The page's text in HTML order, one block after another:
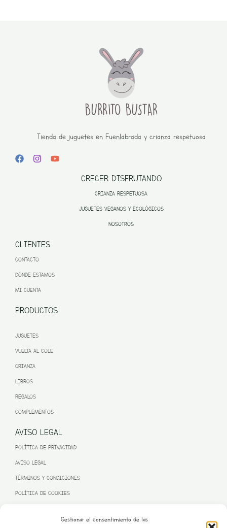
Gestionar el consentimiento de las
Tienda de juguetes en Fuenlabrada y crianza respetuosa
CRECER DISFRUTANDO
CRIANZA RESPETUOSA
JUGUETES VEGANOS Y ECOLÓGICOS
NOSOTROS
CLIENTES
CONTACTO
DÓNDE ESTAMOS
MI CUENTA
PRODUCTOS
JUGUETES
VUELTA AL COLE
CRIANZA
LIBROS
REGALOS
COMPLEMENTOS
AVISO LEGAL
POLÍTICA DE PRIVACIDAD
AVISO LEGAL
TÉRMINOS Y CONDICIONES
POLÍTICA DE COOKIES